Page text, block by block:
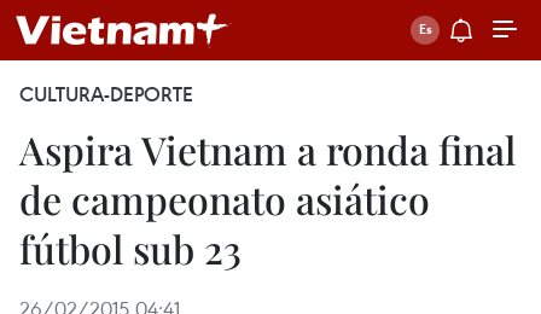
CULTURA-DEPORTE
Aspira Vietnam a ronda final
de campeonato asiático
fútbol sub 23